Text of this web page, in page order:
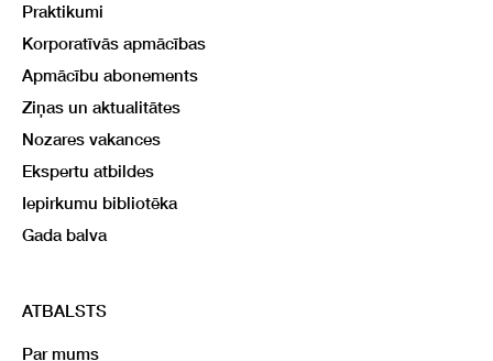
Praktikumi
Korporatīvās apmācības
Apmācību abonements
Ziņas un aktualitātes
Nozares vakances
Ekspertu atbildes
Iepirkumu bibliotēka
Gada balva
ATBALSTS
Par mums